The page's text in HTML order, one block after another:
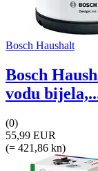
Bosch Haushalt
Bosch
vodu
(0)
55,99 EUR
(= 421,86 kn)